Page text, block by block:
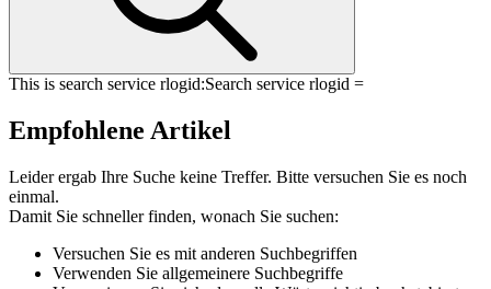
This is search service rlogid:Search service rlogid =
Empfohlene Artikel
Leider ergab Ihre Suche keine Treffer. Bitte versuchen Sie es noch
einmal.
Damit Sie schneller finden, wonach Sie suchen:
Versuchen Sie es mit anderen Suchbegriffen
Verwenden Sie allgemeinere Suchbegriffe